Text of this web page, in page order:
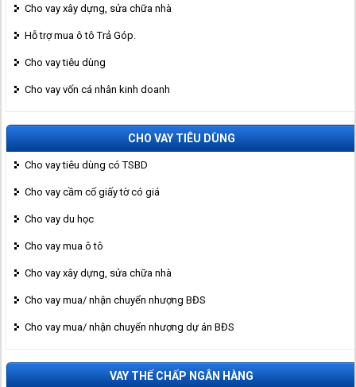
Cho vay xây dựng, sửa chữa nhà
Hỗ trợ mua ô tô Trả Góp.
Cho vay tiêu dùng
Cho vay vốn cá nhân kinh doanh
CHO VAY TIÊU DÙNG
Cho vay tiêu dùng có TSBD
Cho vay cầm cố giấy tờ có giá
Cho vay du học
Cho vay mua ô tô
Cho vay xây dựng, sửa chữa nhà
Cho vay mua/ nhận chuyển nhượng BĐS
Cho vay mua/ nhận chuyển nhượng dự án BĐS
VAY THẾ CHẤP NGÂN HÀNG